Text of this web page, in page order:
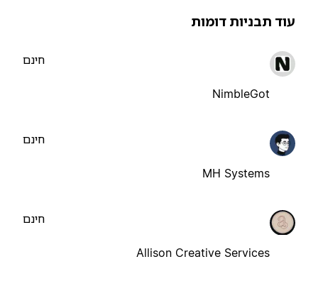
תבניות דומות
NimbleGot
MH Systems
Allison Creative Services